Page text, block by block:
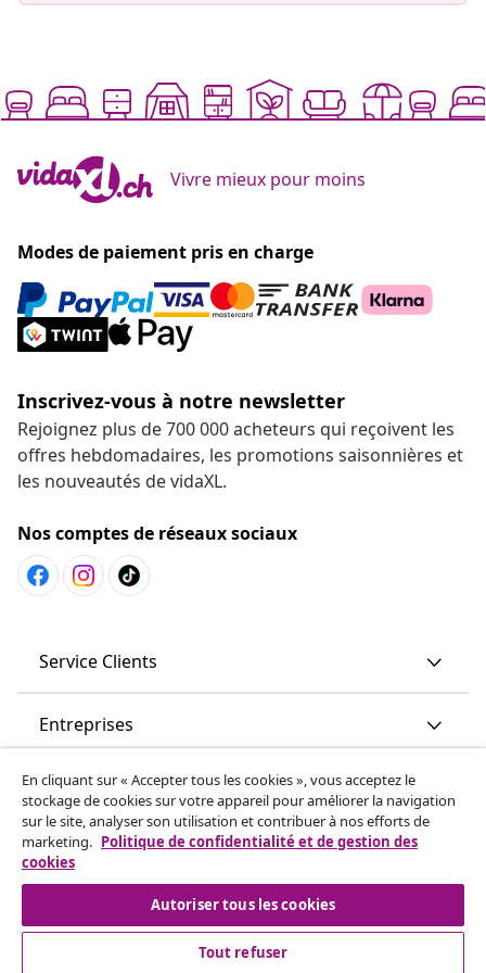
Vivre mieux pour moins
Modes de paiement pris en charge
Inscrivez-vous à notre newsletter
Rejoignez plus de 700 000 acheteurs qui reçoivent les
offres hebdomadaires, les promotions saisonnières et
les nouveautés de vidaXL.
Nos comptes de réseaux sociaux
Service Clients
Entreprises
vidaXL
More content links
En cliquant sur « Accepter tous les cookies », vous acceptez le
stockage de cookies sur votre appareil pour améliorer la navigation
sur le site, analyser son utilisation et contribuer à nos efforts de
marketing. Politique de confidentialité et de gestion des
cookies
Autoriser tous les cookies
Tout refuser